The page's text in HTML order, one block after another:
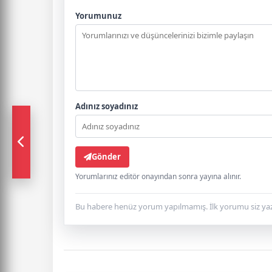
Yorumunuz
Adınız soyadınız
Gönder
Yorumlarınız editör onayından sonra yayına alınır.
Bu habere henüz yorum yapılmamış. İlk yorumu siz